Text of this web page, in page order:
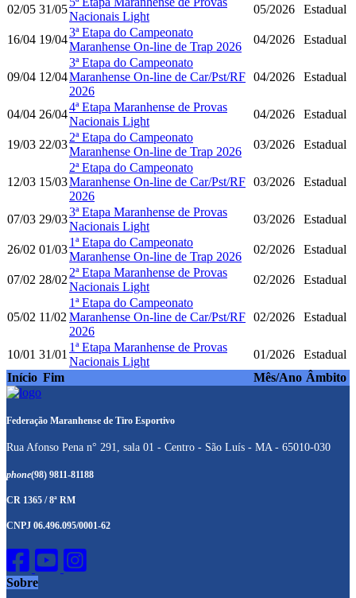
02/05 31/05
Nacionais Light
05/2026 Estadual
16/04 19/04
3ª Etapa do Campeonato
Maranhense On-line de Trap 2026
04/2026 Estadual
09/04 12/04
3ª Etapa do Campeonato
Maranhense On-line de Car/Pst/RF
2026
04/2026 Estadual
04/04 26/04
4ª Etapa Maranhense de Provas
Nacionais Light
04/2026 Estadual
19/03 22/03
2ª Etapa do Campeonato
Maranhense On-line de Trap 2026
03/2026 Estadual
12/03 15/03
2ª Etapa do Campeonato
Maranhense On-line de Car/Pst/RF
2026
03/2026 Estadual
07/03 29/03
3ª Etapa Maranhense de Provas
Nacionais Light
03/2026 Estadual
26/02 01/03
1ª Etapa do Campeonato
Maranhense On-line de Trap 2026
02/2026 Estadual
07/02 28/02
2ª Etapa Maranhense de Provas
Nacionais Light
02/2026 Estadual
05/02 11/02
1ª Etapa do Campeonato
Maranhense On-line de Car/Pst/RF
2026
02/2026 Estadual
10/01 31/01
1ª Etapa Maranhense de Provas
Nacionais Light
01/2026
Estadual
Início Fim Mês/Ano Âmbito
Federação Maranhense de Tiro Esportivo
Rua Afonso Pena n° 291, sala 01 - Centro - São Luís - MA - 65010-030
phone(98) 9811-81188
CR 1365 / 8ª RM
CNPJ 06.496.095/0001-62
Sobre